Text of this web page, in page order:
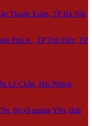
Thanh Xuân, TP Hà Nội
Phú A , TP Thủ Đức, TP
Lê Chân, Hải Phòng
thị xã quảng Yên, tỉnh